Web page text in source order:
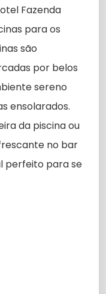
Fazenda
para os
são
por belos
sereno
ensolarados.
da piscina ou
no bar
perfeito para se